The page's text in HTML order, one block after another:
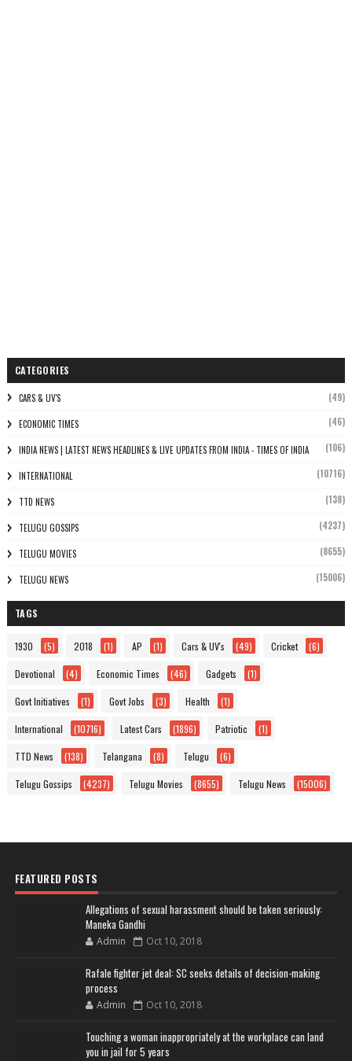
CATEGORIES
CARS & UV'S (49)
ECONOMIC TIMES (46)
INDIA NEWS | LATEST NEWS HEADLINES & LIVE UPDATES FROM INDIA - TIMES OF INDIA (106)
INTERNATIONAL (10716)
TTD NEWS (138)
TELUGU GOSSIPS (4237)
TELUGU MOVIES (8655)
TELUGU NEWS (15006)
TAGS
1930 (5) 2018 (1) AP (1) Cars & UV's (49) Cricket (6)
Devotional (4) Economic Times (46) Gadgets (1)
Govt Initiatives (1) Govt Jobs (3) Health (1)
International (10716) Latest Cars (1896) Patriotic (1)
TTD News (138) Telangana (8) Telugu (6)
Telugu Gossips (4237) Telugu Movies (8655) Telugu News (15006)
FEATURED POSTS
Allegations of sexual harassment should be taken seriously:
Maneka Gandhi
Admin Oct 10, 2018
Rafale fighter jet deal: SC seeks details of decision-making
process
Admin Oct 10, 2018
Touching a woman inappropriately at the workplace can land
you in jail for 5 years